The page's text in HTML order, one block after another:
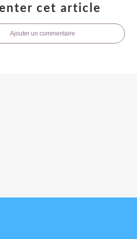
cet article
Ajouter un commentaire